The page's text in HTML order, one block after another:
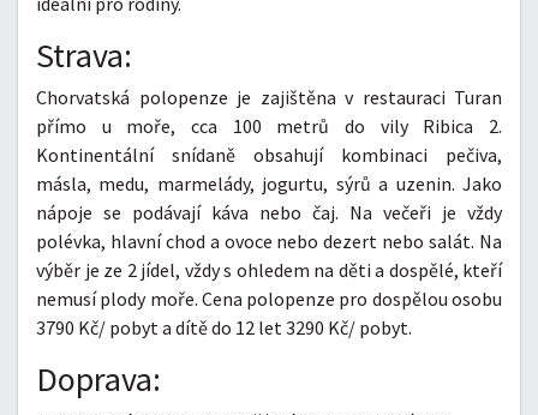
Strava:
Chorvatská polopenze je zajištěna v restauraci Turan
přímo u moře, cca 100 metrů do vily Ribica 2.
Kontinentální snídaně obsahují kombinaci pečiva,
másla, medu, marmelády, jogurtu, sýrů a uzenin. Jako
nápoje se podávají káva nebo čaj. Na večeři je vždy
polévka, hlavní chod a ovoce nebo dezert nebo salát. Na
výběr je ze 2 jídel, vždy s ohledem na děti a dospělé, kteří
nemusí plody moře. Cena polopenze pro dospělou osobu
3790 Kč/ pobyt a dítě do 12 let 3290 Kč/ pobyt.
Doprava: